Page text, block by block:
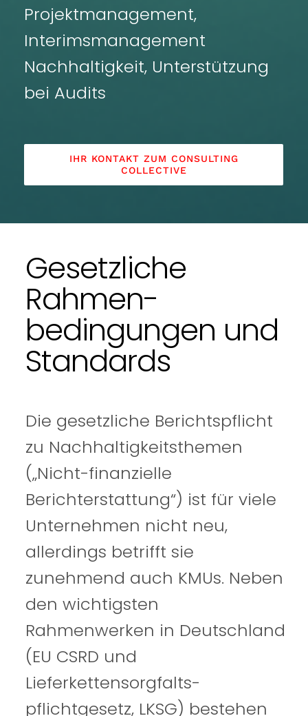
Projektmanagement,
Interimsmanagement
Nachhaltigkeit, Unterstützung
bei Audits
IHR KONTAKT ZUM CONSULTING
COLLECTIVE
Gesetzliche
Rahmen-
bedingungen und
Standards
Die gesetzliche Berichtspflicht
zu Nachhaltigkeitsthemen
(„Nicht-finanzielle
Berichterstattung“) ist für viele
Unternehmen nicht neu,
allerdings betrifft sie
zunehmend auch KMUs. Neben
den wichtigsten
Rahmenwerken in Deutschland
(EU CSRD und
Lieferkettensorgfalts-
pflichtgesetz, LKSG) bestehen